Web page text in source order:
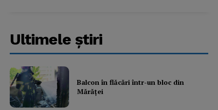
Ultimele ştiri
Balcon în flăcări într-un bloc din
Mărăţei